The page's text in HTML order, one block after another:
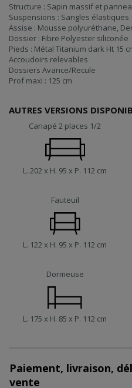
Structure : Sapin massif et
Suspensions : Sangles élastiques
Assise : Mousse polyuréthane,
Dossier : Fibre Polyester siliconée
Pieds : Métal Titanium dark Ht 15
Accoudoirs relevables
Dossiers Avance/Recule
Prof maxi : 125 cm
AUTRES VERSIONS
Canapé 2 places 1/2
L. 202 x H. 95 x P. 112 cm
Fauteuil
L. 122 x H. 95 x P. 112 cm
Dormeuse
L. 175 x H. 85 x P. 112 cm
Paiement, livraison,
vente